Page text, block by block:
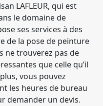
LAFLEUR, qui est
le domaine de
ses services à des
de la pose de peinture
ne trouverez pas de
que celle qu’il
vous pouvez
les heures de bureau
demander un devis.